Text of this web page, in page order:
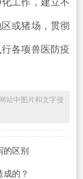
或猪场，贯彻
各项兽医防疫
站中图片和文字侵
的区别
成的？